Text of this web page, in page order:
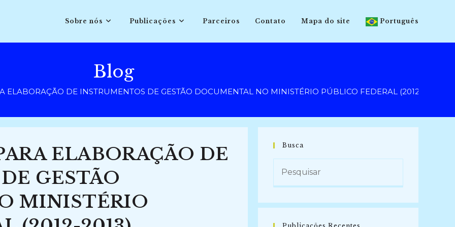
Sobre nós Publicações Parceiros Contato Mapa do site Português
Blog
ELABORAÇÃO DE INSTRUMENTOS DE GESTÃO DOCUMENTAL NO MINISTÉRIO PÚBLICO FEDERAL (2012-2013)
ELABORAÇÃO DE
GESTÃO
MINISTÉRIO
Busca